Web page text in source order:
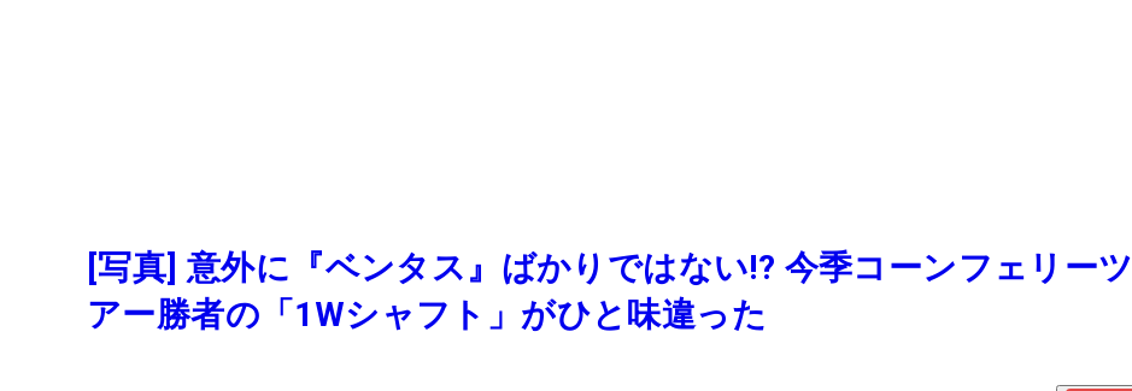
[写真] 意外に『ベンタス』ばかりではない!? 今季コーンフェリーツ
アー勝者の「1Wシャフト」がひと味違った